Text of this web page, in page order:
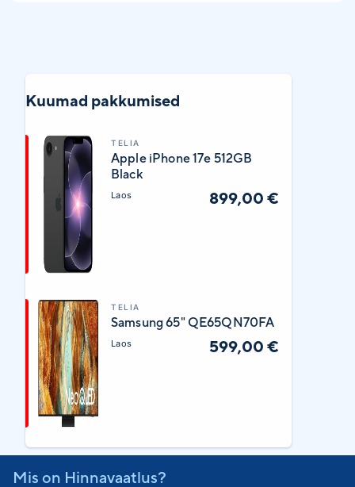
Kuumad pakkumised
TELIA
Apple iPhone 17e 512GB
Black
Laos 899,00 €
TELIA
Samsung 65" QE65QN70FA
Laos 599,00 €
Mis on Hinnavaatlus?